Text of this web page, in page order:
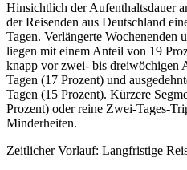
Hinsichtlich der Aufenthaltsdauer
der Reisenden aus Deutschland
Tagen. Verlängerte Wochenenden
liegen mit einem Anteil von 19
knapp vor zwei- bis dreiwöchigen
Tagen (17 Prozent) und
Tagen (15 Prozent). Kürzere
Prozent) oder reine Zwei-Tages-
Minderheiten.
Zeitlicher Vorlauf: Langfristige